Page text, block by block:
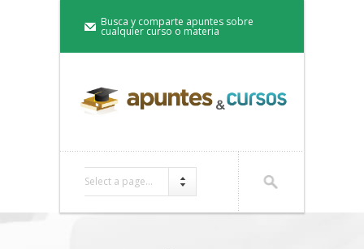
Busca y comparte apuntes sobre
cualquier curso o materia
Select a page...